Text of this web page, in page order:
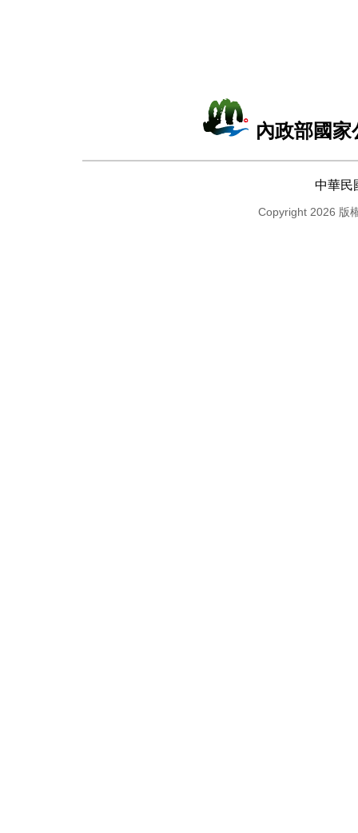
內政部國
中華民
Copyright 2026 版